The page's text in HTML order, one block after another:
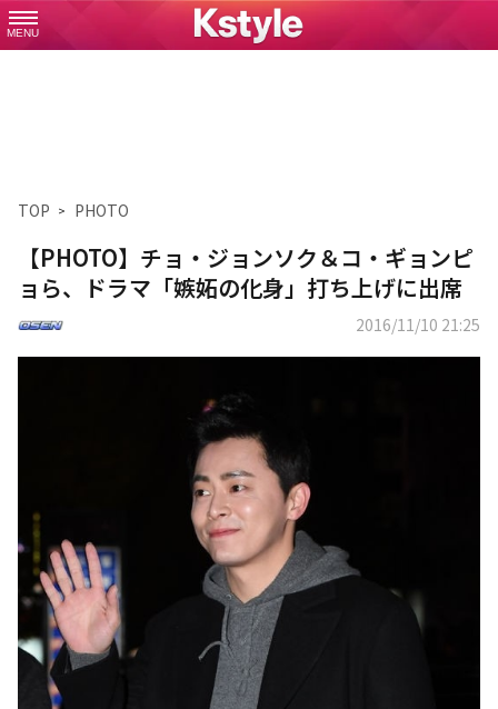
MENU
TOP PHOTO
【PHOTO】チョ・ジョンソク＆コ・ギョンピ
ョら、ドラマ「嫉妬の化身」打ち上げに出席
2016/11/10 21:25